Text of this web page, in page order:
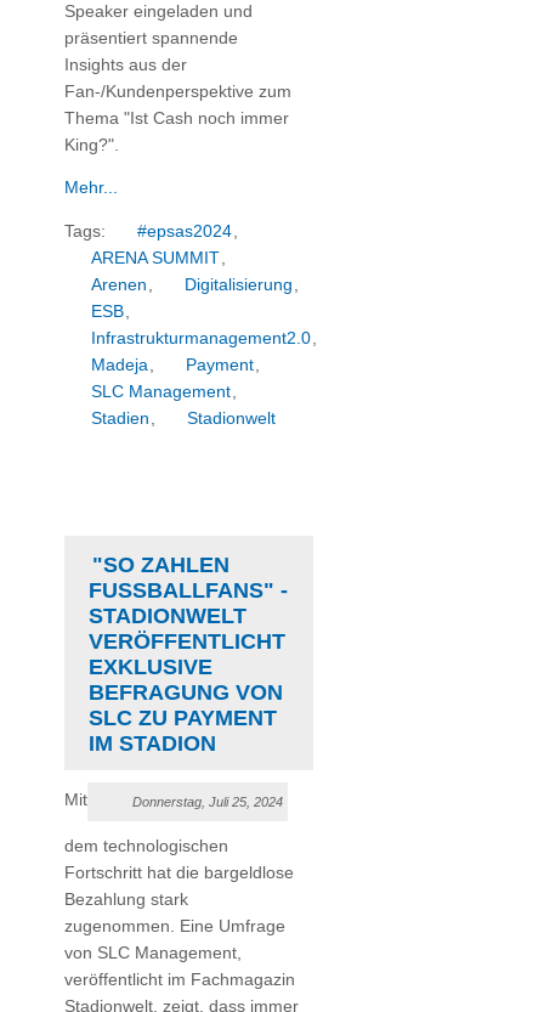
Speaker eingeladen und
präsentiert spannende
Insights aus der
Fan-/Kundenperspektive zum
Thema "Ist Cash noch immer
King?".
Mehr...
Tags: #epsas2024,
ARENA SUMMIT,
Arenen , Digitalisierung ,
ESB,
Infrastrukturmanagement2.0,
Madeja, Payment,
SLC Management,
Stadien , Stadionwelt
"SO ZAHLEN
FUSSBALLFANS" - S
TADIONWELT V
ERÖFFENTLICHT E
XKLUSIVE B
EFRAGUNG VON S
LC ZU PAYMENT I
M STADION
Donnerstag, Juli 25, 2024
Mit
dem technologischen
Fortschritt hat die bargeldlose
Bezahlung stark
zugenommen. Eine Umfrage
von SLC Management,
veröffentlicht im Fachmagazin
Stadionwelt, zeigt, dass immer